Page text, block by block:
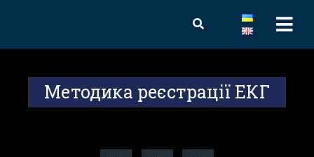
Методика реєстрації ЕКГ